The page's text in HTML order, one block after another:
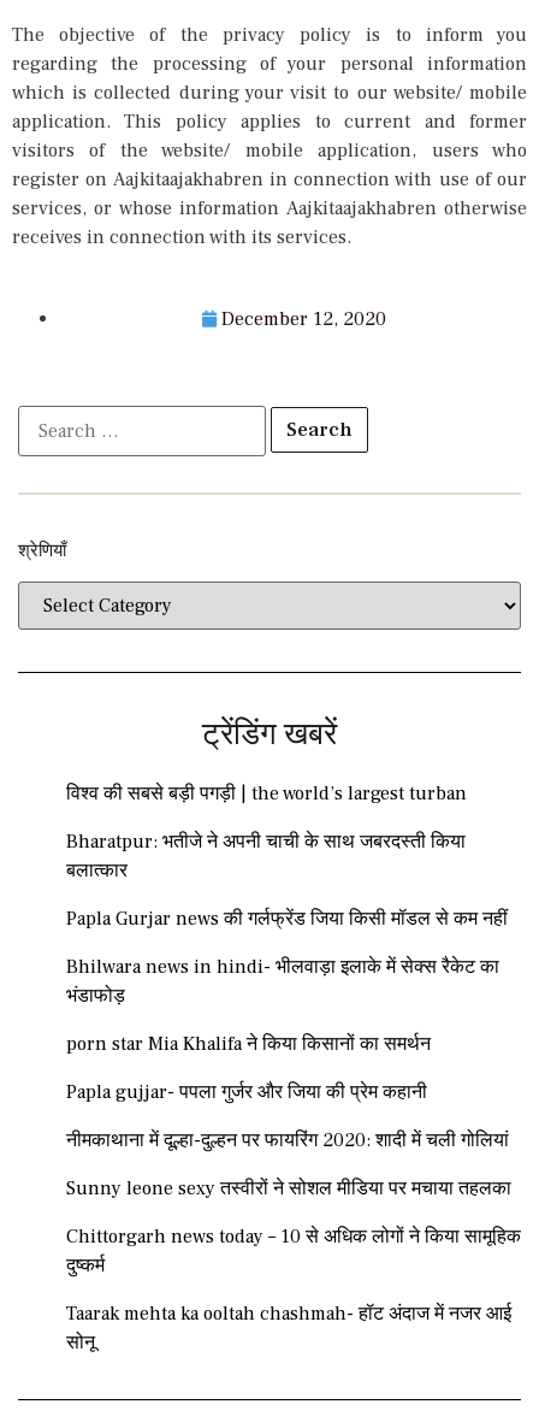
The objective of the privacy policy is to inform you
regarding the processing of your personal information
which is collected during your visit to our website/ mobile
application. This policy applies to current and former
visitors of the website/ mobile application, users who
register on Aajkitaajakhabren in connection with use of our
services, or whose information Aajkitaajakhabren otherwise
receives in connection with its services.
December 12, 2020
श्रेणियाँ​​
ट्रेंडिंग खबरें
विश्व की सबसे बड़ी पगड़ी | the world’s largest turban
Bharatpur: भतीजे ने अपनी चाची के साथ जबरदस्ती किया
बलात्कार
Papla Gurjar news की गर्लफ्रेंड जिया किसी मॉडल से कम नहीं
Bhilwara news in hindi- भीलवाड़ा इलाके में सेक्स रैकेट का
भंडाफोड़
porn star Mia Khalifa ने किया किसानों का समर्थन
Papla gujjar- पपला गुर्जर और जिया की प्रेम कहानी
नीमकाथाना में दूल्हा-दुल्हन पर फायरिंग 2020: शादी में चली गोलियां
Sunny leone sexy तस्वीरों ने सोशल मीडिया पर मचाया तहलका
Chittorgarh news today – 10 से अधिक लोगों ने किया सामूहिक
दुष्कर्म
Taarak mehta ka ooltah chashmah- हॉट अंदाज में नजर आई
सोनू